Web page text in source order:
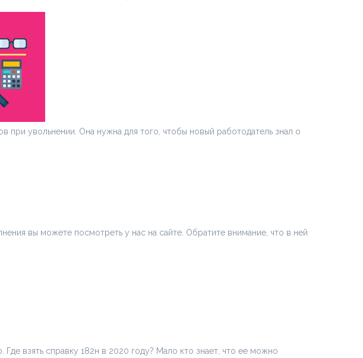
при увольнении. Она нужна для того, чтобы новый работодатель знал о
вы можете посмотреть у нас на сайте. Обратите внимание, что в ней
Где взять справку 182н в 2020 году? Мало кто знает, что ее можно